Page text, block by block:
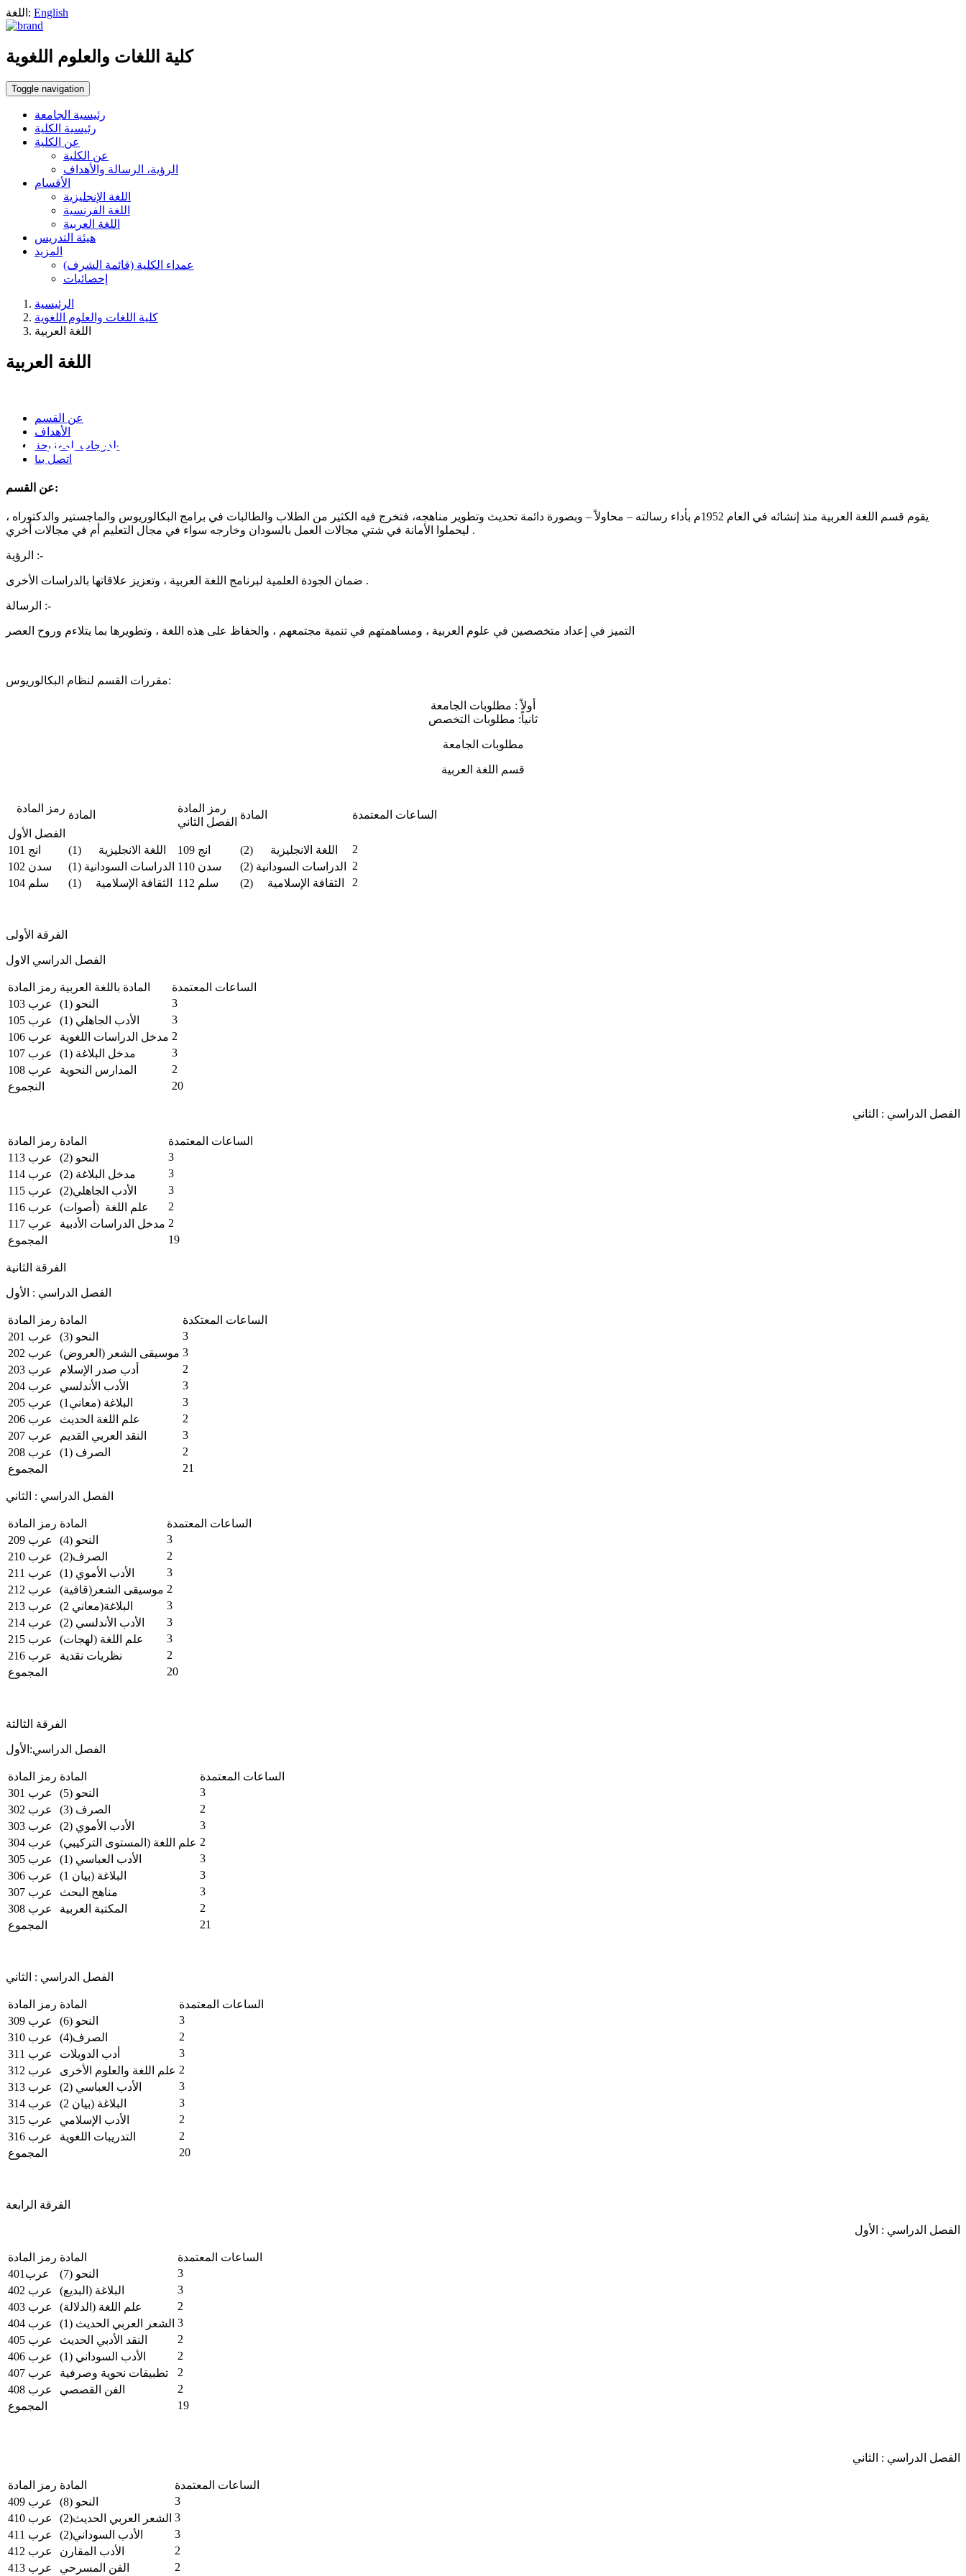
اللغة: English
كلية اللغات والعلوم اللغوية
Toggle navigation
رئيسية الجامعة
رئيسية الكلية
عن الكلية
عن الكلية
الرؤية، الرسالة والأهداف
الأقسام
اللغة الإنجليزية
اللغة الفرنسية
اللغة العربية
هيئة التدريس
المزيد
عمداء الكلية (قائمة الشرف)
إحصائيات
الرئيسية
كلية اللغات والعلوم اللغوية
اللغة العربية
اللغة العربية
اللغة العربية
عن القسم
الأهداف
الدرجات الممنوحة
اتصل بنا
عن القسم:
يقوم قسم اللغة العربية منذ إنشائه في العام 1952م بأداء رسالته – محاولاً – وبصورة دائمة تحديث وتطوير مناهجه، فتخرج فيه الكثير من الطلاب والطالبات في برامج البكالوريوس والماجستير والدكتوراه ،
ليحملوا الأمانة في شتي مجالات العمل بالسودان وخارجه سواء في مجال التعليم أم في مجالات أخري .
الرؤية :-
ضمان الجودة العلمية لبرنامج اللغة العربية ، وتعزيز علاقاتها بالدراسات الأخرى .
الرسالة :-
التميز في إعداد متخصصين في علوم العربية ، ومساهمتهم في تنمية مجتمعهم ، والحفاظ على هذه اللغة ، وتطويرها بما يتلاءم وروح العصر
مقررات القسم لنظام البكالوريوس:
أولاً : مطلوبات الجامعة
ثانياً: مطلوبات التخصص
مطلوبات الجامعة
قسم اللغة العربية
رمز المادة
الفصل الأول
المادة
رمز المادة
الفصل الثاني
المادة الساعات المعتمدة
اللغة الانجليزية (1) اللغة الانجليزية (2)
2
سدن 102
الدراسات السودانية (1) سدن 110
2
سلم 104
الثقافة الإسلامية (1) سلم 112 الثقافة الإسلامية (2) 2
الفرقة الأولى
الفصل الدراسي الاول
رمز المادة المادة باللغة العربية
الساعات المعتمدة
عرب 103
النحو (1)
3
عرب 105
الأدب الجاهلي (1)
3
عرب 106
مدخل الدراسات اللغوية 2
عرب 107
مدخل البلاغة (1)
3
عرب 108
المدارس النحوية
2
النجموع
20
الفصل الدراسي : الثاني
رمز المادة المادة
الساعات المعتمدة
عرب 113
النحو (2)
3
عرب 114
مدخل البلاغة (2)
3
عرب 115
الأدب الجاهلي(2)
3
عرب 116
علم اللغة (أصوات)
2
عرب 117
مدخل الدراسات الأدبية 2
المجموع
19
الفرقة الثانية
الفصل الدراسي : الأول
رمز المادة المادة
الساعات المعتكدة
النحو (3)
3
عرب 202
موسيقى الشعر (العروض) 3
عرب 203
2
عرب 204
الأدب الأندلسي
3
عرب 205
البلاغة (معاني1)
3
عرب 206
علم اللغة الحديث
2
عرب 207
النقد العربي القديم
3
عرب 208
الصرف (1)
2
المجموع
21
الفصل الدراسي : الثاني
رمز المادة المادة
الساعات المعتمدة
عرب 209
النحو (4)
3
عرب 210
الصرف(2)
2
عرب 211
الأدب الأموي (1)
3
عرب 212
موسيقى الشعر(قافية) 2
عرب 213
البلاغة(معاني 2)
3
عرب 214
الأدب الأندلسي (2)
3
عرب 215
علم اللغة (لهجات)
3
عرب 216
نظريات نقدية
2
المجموع
20
الفرقة الثالثة
الفصل الدراسي:الأول
رمز المادة المادة
الساعات المعتمدة
عرب 301
النحو (5)
3
عرب 302
الصرف (3)
2
عرب 303
الأدب الأموي (2)
3
عرب 304
علم اللغة (المستوى التركيبي) 2
عرب 305
الأدب العباسي (1)
3
عرب 306
البلاغة (بيان 1)
3
عرب 307
مناهج البحث
3
عرب 308
المكتبة العربية
2
المجموع
21
الفصل الدراسي : الثاني
رمز المادة المادة
الساعات المعتمدة
عرب 309
النحو (6)
3
عرب 310
الصرف(4)
2
عرب 311
أدب الدويلات
3
عرب 312
علم اللغة والعلوم الأخرى 2
عرب 313
الأدب العباسي (2)
3
عرب 314
البلاغة (بيان 2)
3
عرب 315
الأدب الإسلامي
2
عرب 316
التدريبات اللغوية
2
المجموع
20
الفرقة الرابعة
الفصل الدراسي : الأول
رمز المادة المادة
الساعات المعتمدة
عرب401
النحو (7)
3
عرب 402
البلاغة (البديع)
3
عرب 403
علم اللغة (الدلالة)
2
عرب 404
الشعر العربي الحديث (1) 3
عرب 405
2
عرب 406
الأدب السوداني (1)
2
عرب 407
تطبيقات نحوية وصرفية
2
عرب 408
الفن القصصي
2
المجموع
19
الفصل الدراسي : الثاني
رمز المادة المادة
الساعات المعتمدة
عرب 409
النحو (8)
3
عرب 410
الشعر العربي الحديث(2) 3
عرب 411
الأدب السوداني(2)
3
عرب 412
الأدب المقارن
2
عرب 413
الفن المسرحي 2